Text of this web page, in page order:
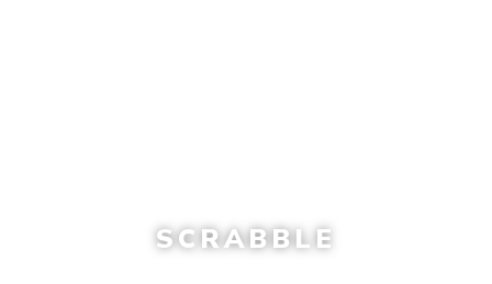
SCRABBLE